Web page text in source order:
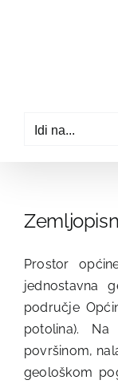
Idi na...
Prostor
jednostavna
područje
potolina).
površinom,
geološkom